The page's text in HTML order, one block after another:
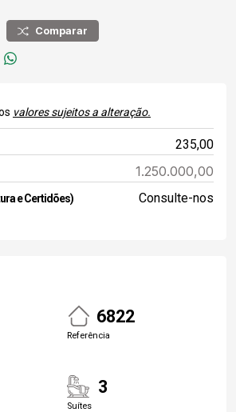
Comparar
valores sujeitos a alteração.
235,00
1.250.000,00
e Certidões) Consulte-nos
6822
Referência
3
Suítes